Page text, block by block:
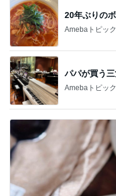
20年ぶりの
Amebaトピッ
パパが買う
Amebaトピッ